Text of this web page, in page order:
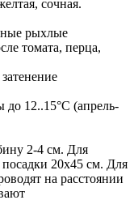
сочная.
рыхлые
томата, перца,
до 12..15°С (апрель-
2-4 см. Для
20х45 см. Для
на расстоянии